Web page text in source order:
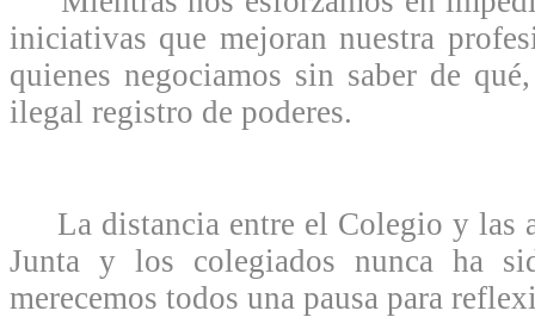
iniciativas que mejoran nuestra
quienes negociamos sin saber de
ilegal registro de poderes.
La distancia entre el Colegio y las
Junta y los colegiados nunca ha
merecemos todos una pausa para